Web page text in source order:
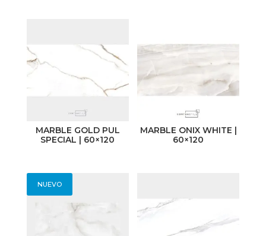
MARBLE GOLD PUL
SPECIAL | 60×120
MARBLE ONIX WHITE |
60×120
NUEVO